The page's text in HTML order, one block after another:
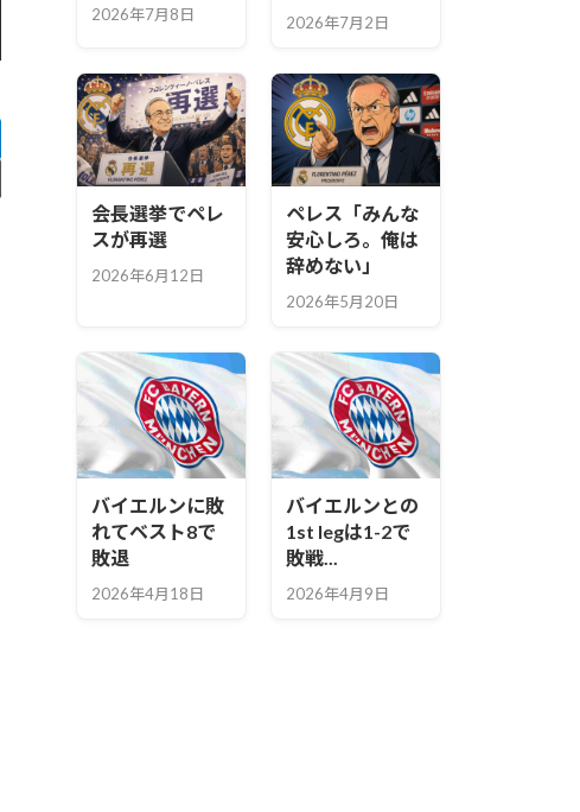
2026年7月8日 2026年7月2日
会長選挙でペレ
スが再選
2026年6月12日
ペレス「みんな
安心しろ。俺は
辞めない」
2026年5月20日
バイエルンに敗
れてベスト8で
敗退
2026年4月18日
バイエルンとの
1st legは1-2で
敗戦...
2026年4月9日